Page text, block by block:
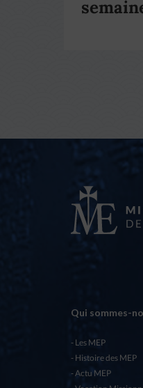
Qui sommes-
Les MEP
Histoire des MEP
Actu MEP